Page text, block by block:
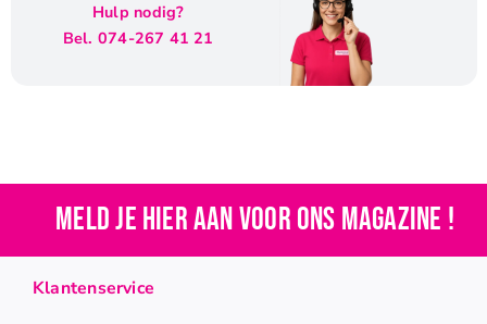
Hulp nodig?
Bel. 074-267 41 21
Meld je hier aan voor ons magazine !
Klantenservice